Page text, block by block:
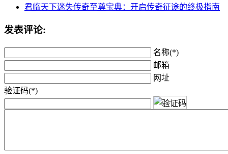
君临天下迷失传奇至尊宝典：开启传奇征途的终极指南
发表评论:
名称(*)
邮箱
网址
验证码(*)